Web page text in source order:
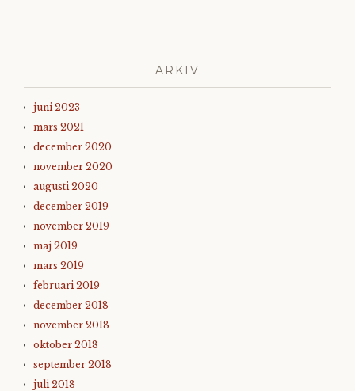
ARKIV
juni 2023
mars 2021
december 2020
november 2020
augusti 2020
december 2019
november 2019
maj 2019
mars 2019
februari 2019
december 2018
november 2018
oktober 2018
september 2018
juli 2018